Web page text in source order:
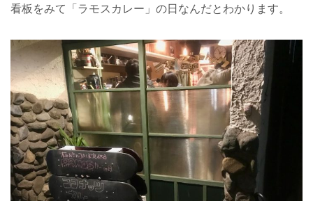
看板をみて「ラモスカレー」の日なんだとわかります。